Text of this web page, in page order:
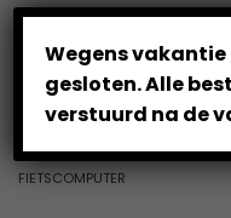
DISPLAY'S
DYNAMO'S
FIETSBEL
FIETSCOMPUTER
Wegens vakantie
gesloten. Alle
verstuurd na de